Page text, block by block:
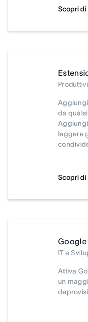
Scopri di
da
leggere
Scopri di
Google
IT e
Attiva
un